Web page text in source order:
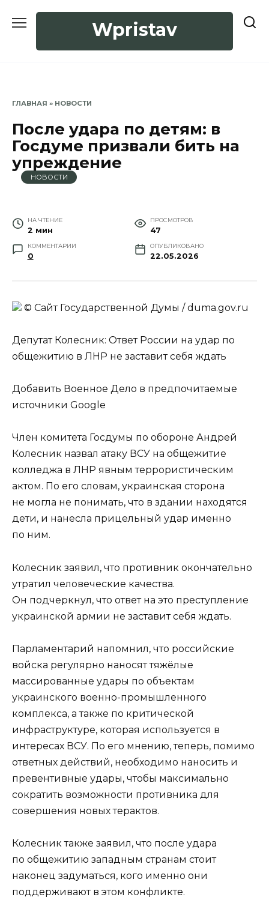
Wpristav
ГЛАВНАЯ » НОВОСТИ
После удара по детям: в
Госдуме призвали бить на
упреждение
НОВОСТИ
НА ЧТЕНИЕ
2 мин
ПРОСМОТРОВ
47
КОММЕНТАРИИ
0
ОПУБЛИКОВАНО
22.05.2026
© Сайт Государственной Думы / duma.gov.ru
Депутат Колесник: Ответ России на удар по
общежитию в ЛНР не заставит себя ждать
Добавить Военное Дело в предпочитаемые
источники Google
Член комитета Госдумы по обороне Андрей
Колесник назвал атаку ВСУ на общежитие
колледжа в ЛНР явным террористическим
актом. По его словам, украинская сторона
не могла не понимать, что в здании находятся
дети, и нанесла прицельный удар именно
по ним.
Колесник заявил, что противник окончательно
утратил человеческие качества.
Он подчеркнул, что ответ на это преступление
украинской армии не заставит себя ждать.
Парламентарий напомнил, что российские
войска регулярно наносят тяжёлые
массированные удары по объектам
украинского военно-промышленного
комплекса, а также по критической
инфраструктуре, которая используется в
интересах ВСУ. По его мнению, теперь, помимо
ответных действий, необходимо наносить и
превентивные удары, чтобы максимально
сократить возможности противника для
совершения новых терактов.
Колесник также заявил, что после удара
по общежитию западным странам стоит
наконец задуматься, кого именно они
поддерживают в этом конфликте.